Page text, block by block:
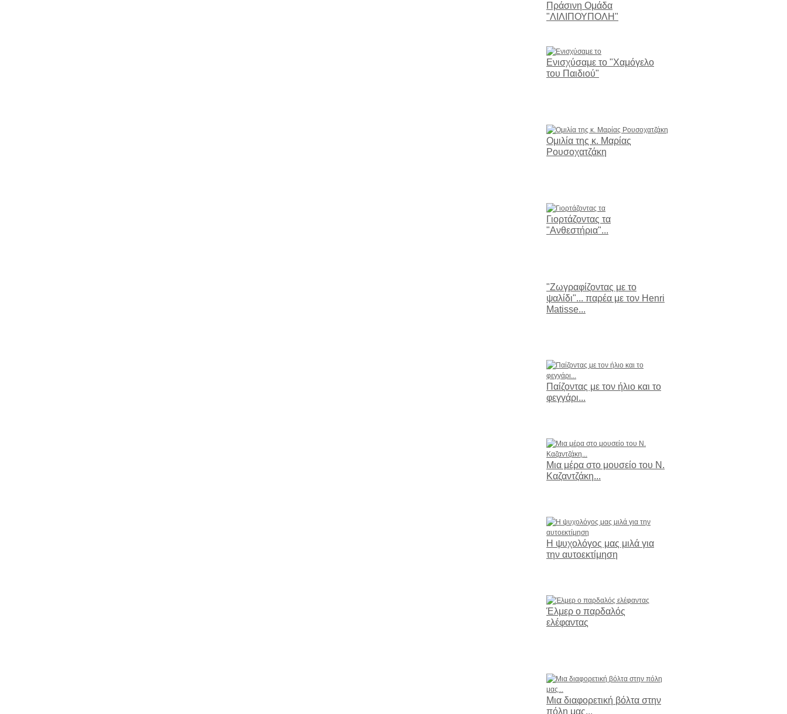
Πράσινη Ομάδα
"ΛΙΛΙΠΟΥΠΟΛΗ"
Ενισχύσαμε το "Χαμόγελο
του Παιδιού"
Ομιλία της κ. Μαρίας
Ρουσοχατζάκη
Γιορτάζοντας τα
"Ανθεστήρια"...
"Ζωγραφίζοντας με το
ψαλίδι"... παρέα με τον Henri
Matisse...
Παίζοντας με τον ήλιο και το
φεγγάρι...
Μια μέρα στο μουσείο του Ν.
Καζαντζάκη...
Η ψυχολόγος μας μιλά για
την αυτοεκτίμηση
Έλμερ ο παρδαλός
ελέφαντας
Μια διαφορετική βόλτα στην
πόλη μας...